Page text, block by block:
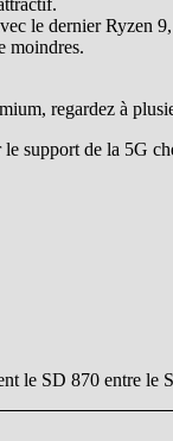
le dernier
moindres.
regardez à
support de la 5G
le SD 870 entre le